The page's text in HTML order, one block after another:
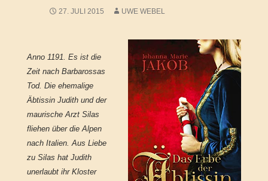
27. JULI 2015 UWE WEBEL
Anno 1191. Es ist die
Zeit nach Barbarossas
Tod. Die ehemalige
Äbtissin Judith und der
maurische Arzt Silas
fliehen über die Alpen
nach Italien. Aus Liebe
zu Silas hat Judith
unerlaubt ihr Kloster